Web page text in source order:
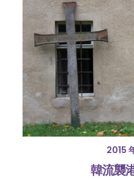
2015
韓流襲